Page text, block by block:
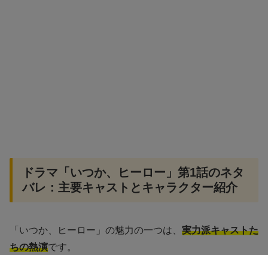
ドラマ「いつか、ヒーロー」第1話のネタ
バレ：主要キャストとキャラクター紹介
「いつか、ヒーロー」の魅力の一つは、 実力派キャストた
ちの熱演です。